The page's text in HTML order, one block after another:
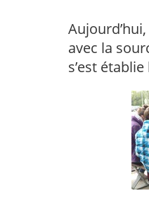
avec la
s’est